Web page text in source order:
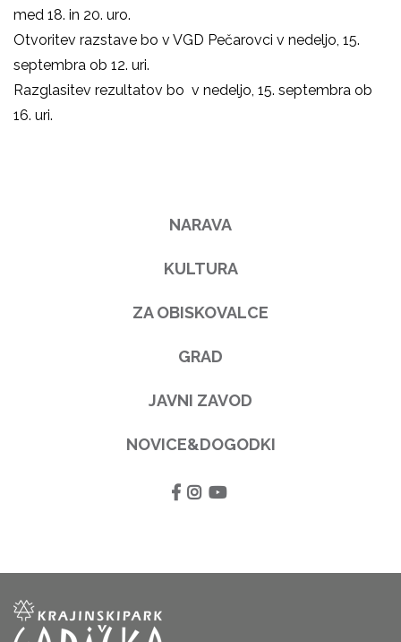
med 18. in 20. uro.
Otvoritev razstave bo v VGD Pečarovci v nedeljo, 15.
septembra ob 12. uri.
Razglasitev rezultatov bo v nedeljo, 15. septembra ob
16. uri.
NARAVA
KULTURA
ZA OBISKOVALCE
GRAD
JAVNI ZAVOD
NOVICE&DOGODKI